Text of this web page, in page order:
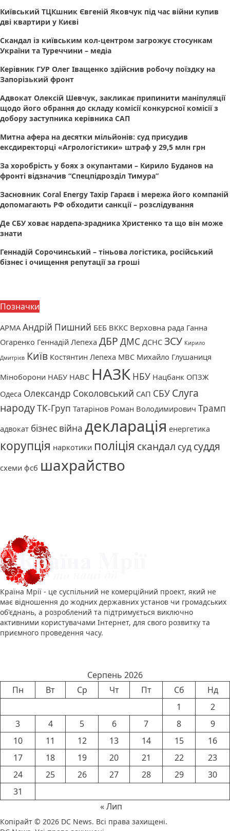
Київський ТЦКшник Євгеній Яковчук під час війни купив
дві квартири у Києві
Скандал із київським кол-центром загрожує стосункам
України та Туреччини – медіа
Керівник ГУР Олег Іващенко здійснив робочу поїздку на
Запорізький фронт
Адвокат Олексій Шевчук, закликає припинити маніпуляції
щодо його обрання до складу комісії конкурсної комісії з
добору заступника керівника САП
Митна афера на десятки мільйонів: суд присудив
ексдиректорці «Агрологістики» штраф у 29,5 млн грн
За хоробрість у боях з окупантами – Кирило Буданов на
фронті відзначив “Спецпідрозділ Тимура”
Засновник Coral Energy Тахір Гараєв і мережа його компаній
допомагають РФ обходити санкції – розслідування
Де СБУ ховає нардепа-зрадника Христенко та що він може
знати
Геннадій Сорочинський – тіньова логістика, російський
бізнес і очищення репутації за гроші
Позначки
АРМА Андрій Пишний БЕБ ВККС Верховна рада Ганна
Огаренко Геннадій Лепеха ДБР ДМС ДСНС ЗСУ Кирило
Дмитрієв Київ Костянтин Лепеха МВС Михайло Глушаниця
Міноборони НАБУ НАВС НАЗК НБУ Нацбанк ОПЗЖ
Одеса Олександр Соколовський САП СБУ Слуга
народуТК-Груп Татарінов Роман Володимирович Трамп
адвокат бізнес війна декларація енергетика
корупція наркотики поліція скандал суд суддя
схеми фсб шахрайство
Країна Мрії - це суспільний не комерційний проект, який не
має відношення до жодних державних установ чи громадських
об'єднань, а розроблений та підтримується виключно
активними користувачами Інтернет, для свого розвитку та
приємного проведення часу.
Серпень 2026
Пн
Вт Ср Чт Пт Сб
Нд
1
2
3
4 5 6 7 8
9
10
11 12 13 14 15
16
17
18 19 20 21 22
23
24
25 26 27 28 29
30
31
« Лип
Копірайт © 2026 DC News. Всі права захищені.